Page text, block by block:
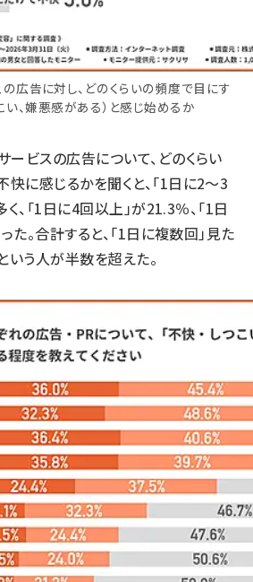
広告に対し、どのくらいの頻度で目にす
い、嫌悪感がある）と感じ始めるか
ービスの広告について、どのくらい
に感じるかを聞くと、「1日に2〜3
、「1日に4回以上」が21.3％、「1日
た。合計すると、「1日に複数回」見た
う人が半数を超えた。